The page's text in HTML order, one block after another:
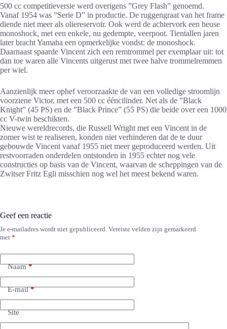
500 cc competitieversie werd overigens ”Grey Flash” genoemd.
Vanaf 1954 was ”Serie D” in productie. De ruggengraat van het frame
diende niet meer als oliereservoir. Ook werd de achtervork een heuse
monoshock, met een enkele, nu gedempte, veerpoot. Tientallen jaren
later bracht Yamaha een opmerkelijke vondst: de monoshock.
Daarnaast spaarde Vincent zich een remtrommel per exemplaar uit: tot
dan toe waren alle Vincents uitgerust met twee halve trommelremmen
per wiel.
Aanzienlijk meer ophef veroorzaakte de van een volledige stroomlijn
voorziene Victor, met een 500 cc ééncilinder. Net als de ”Black
Knight” (45 PS) en de ”Black Prince” (55 PS) die beide over een 1000
cc V-twin beschikten.
Nieuwe wereldrecords, die Russell Wright met een Vincent in de
zomer wist te realiseren, konden niet verhinderen dat de te duur
gebouwde Vincent vanaf 1955 niet meer geproduceerd werden. Uit
restvoorraden onderdelen ontstonden in 1955 echter nog vele
constructies op basis van de Vincent, waarvan de scheppingen van de
Zwitser Fritz Egli misschien nog wel het meest bekend waren.
Geef een reactie
Je e-mailadres wordt niet gepubliceerd. Vereiste velden zijn gemarkeerd
met *
Naam*
E-mail*
Site